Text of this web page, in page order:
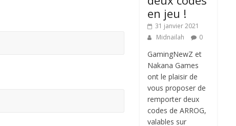
en jeu !
31 janvier 2021
Midnailah
0
GamingNewZ et
Nakana Games
ont le plaisir de
vous proposer de
remporter deux
codes de ARROG,
valables sur